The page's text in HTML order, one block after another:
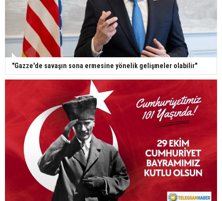
"Gazze'de savaşın sona ermesine yönelik gelişmeler olabilir"